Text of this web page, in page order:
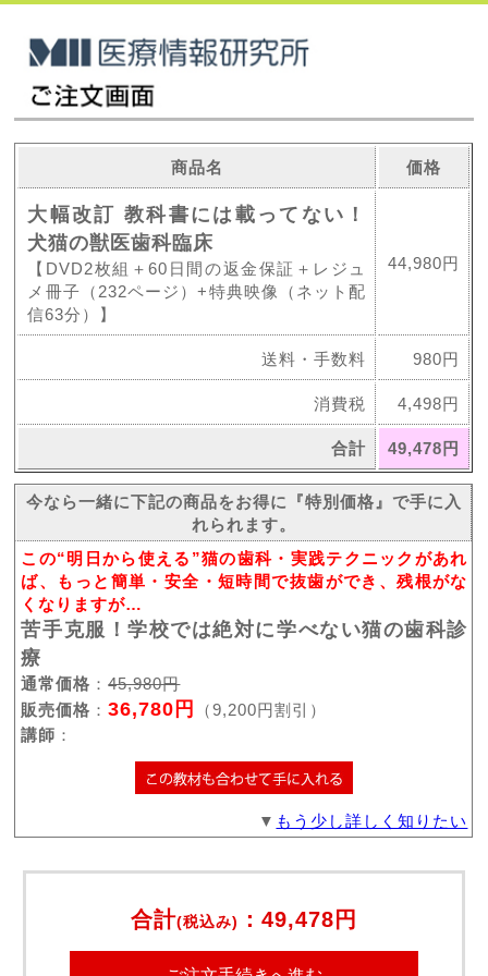
商品名 価格
大幅改訂 教科書には載ってない！
犬猫の獣医歯科臨床
【DVD2枚組＋60日間の返金保証＋レジュ
メ冊子（232ページ）+特典映像（ネット配
信63分）】
44,980円
送料・手数料 980円
消費税 4,498円
合計 49,478円
今なら一緒に下記の商品をお得に『特別価格』で手に入
れられます。
この“明日から使える”猫の歯科・実践テクニックがあれ
ば、もっと簡単・安全・短時間で抜歯ができ、残根がな
くなりますが…
苦手克服！学校では絶対に学べない猫の歯科診
療
通常価格 ：45,980円
販売価格 ：36,780円
（9,200円割引）
講師 ：
▼ もう少し詳しく知りたい
合計(税込み) ： 49,478円